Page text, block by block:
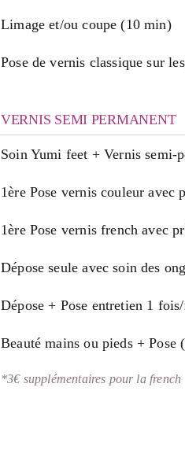
Limage et/ou coupe (10 min)
Pose de vernis classique sur
VERNIS SEMI PERMANENT
Soin Yumi feet + Vernis semi-
1ère Pose vernis couleur avec
1ère Pose vernis french avec
Dépose seule avec soin des
Dépose + Pose entretien 1
Beauté mains ou pieds + Pose
*3€ supplémentaires pour la french